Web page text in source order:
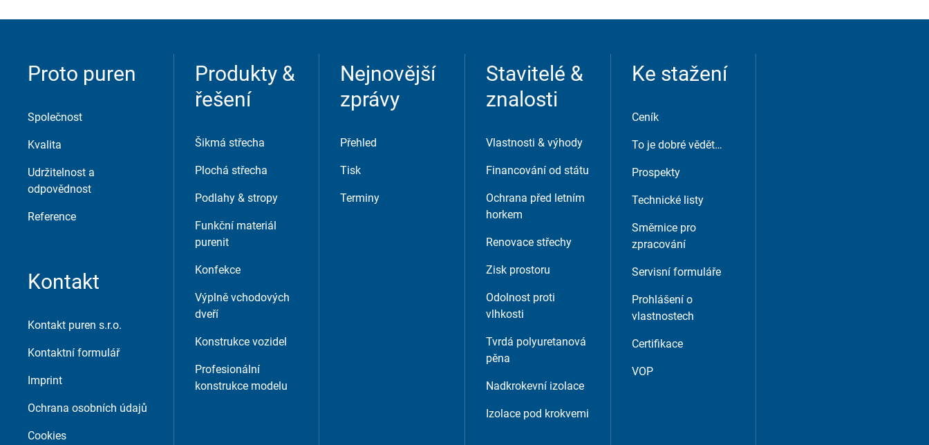
Proto puren
Společnost
Kvalita
Udržitelnost a
odpovědnost
Reference
Kontakt
Kontakt puren s.r.o.
Kontaktní formulář
Imprint
Ochrana osobních údajů
Cookies
Produkty &
řešení
Šikmá střecha
Plochá střecha
Podlahy & stropy
Funkční materiál
purenit
Konfekce
Výplně vchodových
dveří
Konstrukce vozidel
Profesionální
konstrukce modelu
Nejnovější
zprávy
Přehled
Tisk
Terminy
Stavitelé &
znalosti
Vlastnosti & výhody
Financování od státu
Ochrana před letním
horkem
Renovace střechy
Zisk prostoru
Odolnost proti
vlhkosti
Tvrdá polyuretanová
pěna
Nadkrokevní izolace
Izolace pod krokvemi
Ke stažení
Ceník
To je dobré vědět…
Prospekty
Technické listy
Směrnice pro
zpracování
Servisní formuláře
Prohlášení o
vlastnostech
Certifikace
VOP